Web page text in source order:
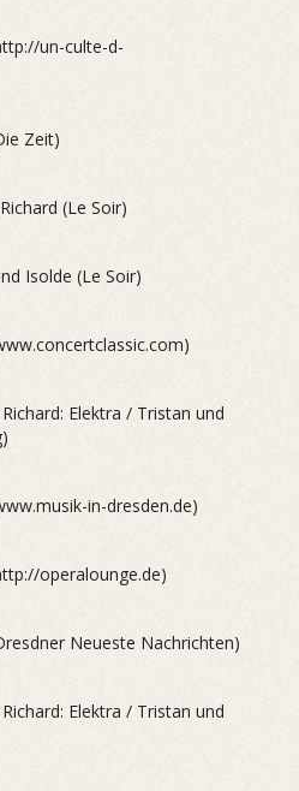
un-culte-d-
Zeit)
(Le Soir)
Isolde (Le Soir)
Elektra / Tristan und
in-dresden.de)
operalounge.de)
Neueste Nachrichten)
Elektra / Tristan und